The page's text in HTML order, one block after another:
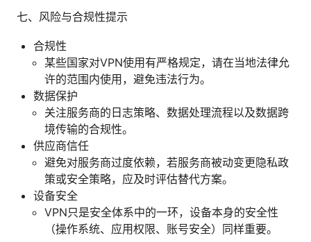
七、风险与合规性提示
合规性
某些国家对VPN使用有严格规定，请在当地法律允
许的范围内使用，避免违法行为。
数据保护
关注服务商的日志策略、数据处理流程以及数据跨
境传输的合规性。
供应商信任
避免对服务商过度依赖，若服务商被动变更隐私政
策或安全策略，应及时评估替代方案。
设备安全
VPN只是安全体系中的一环，设备本身的安全性
（操作系统、应用权限、账号安全）同样重要。